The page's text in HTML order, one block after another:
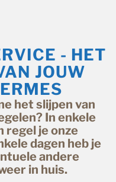
- HET
JOUW
het slijpen van
In enkele
regel je onze
dagen heb je
andere
in huis.